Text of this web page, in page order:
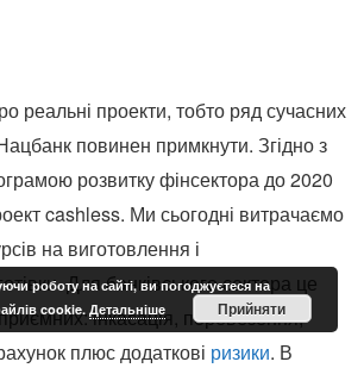
реальні проекти, тобто ряд сучасних
повинен примкнути. Згідно з
розвитку фінсектора до 2020
cashless. Ми сьогодні витрачаємо
на виготовлення і
Для банківського сектора це
інкасація, перевезення,
плюс додаткові ризики. В
роботу на сайті, ви погоджуєтеся на
cookie.Детальніше Прийняти